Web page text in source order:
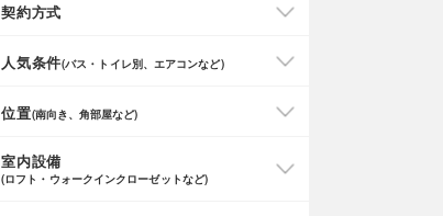
契約方式
人気条件(バス・トイレ別、エアコンなど)
位置(南向き、角部屋など)
室内設備
(ロフト・ウォークインクローゼットなど)